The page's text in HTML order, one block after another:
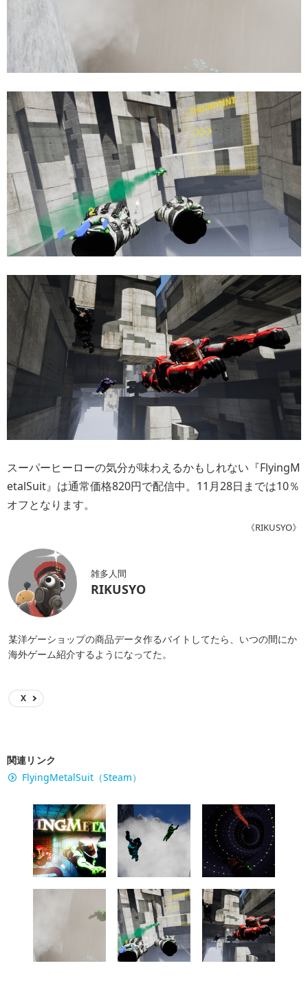
スーパーヒーローの気分が味わえるかもしれない『FlyingM
etalSuit』は通常価格820円で配信中。11月28日までは10％
オフとなります。
《RIKUSYO》
雑多人間
RIKUSYO
某洋ゲーショップの商品データ作るバイトしてたら、いつの間にか
海外ゲーム紹介するようになってた。
X
関連リンク
FlyingMetalSuit（Steam）